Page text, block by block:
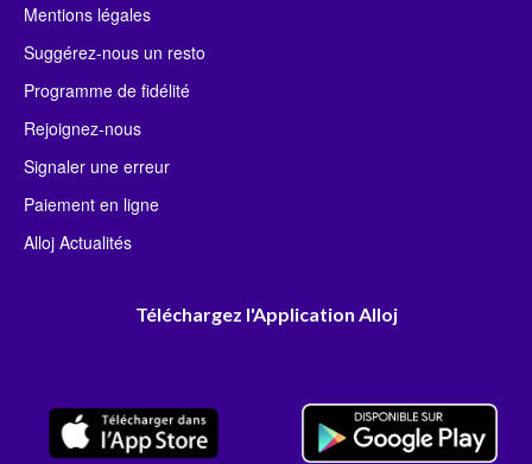
Mentions légales
Suggérez-nous un resto
Programme de fidélité
Rejoignez-nous
Signaler une erreur
Paiement en ligne
Alloj Actualités
Téléchargez l'Application Alloj